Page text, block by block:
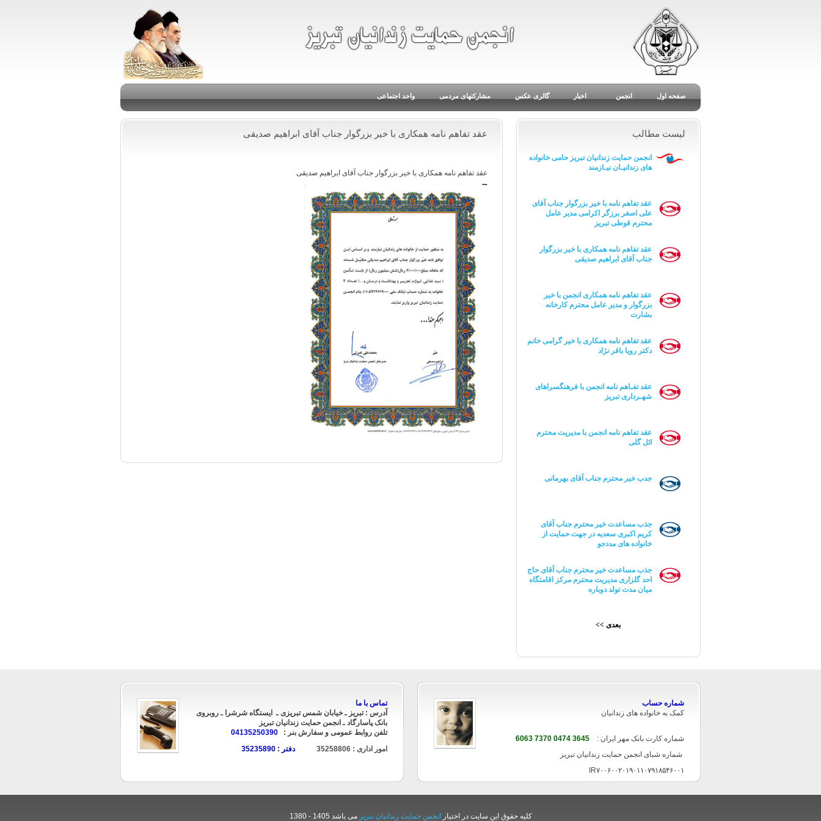
صفحه اول انجمن اخبار گالری عکس مشارکتهای مردمی واحد اجتماعی
لیست مطالب
انجمن حمایت زندانیان تبریز حامی خانواده
های زندانیـان نیـازمند
عقد تفاهم نامه با خیر بزرگوار جناب آقای
علی اصغر برزگر اکرامی مدیر عامل
محترم قوطی تبریز
عقد تفاهم نامه همکاری با خیر بزرگوار
جناب آقای ابراهیم صدیقی
عقد تفاهم نامه همکاری انجمن با خیر
بزرگوار و مدیر عامل محترم کارخانه
بشارت
عقد تفاهم نامه همکاری با خیر گرامی خانم
دکتر رویا باقر نژاد
عقد تفـاهم نامه انجمن با فرهنگسراهای
شهـرداری تبریز
عقد تفاهم نامه انجمن با مدیریت محترم
ائل گلی
جدب خیر محترم جناب آقای بهرمانی
جذب مساعدت خیر محترم جناب آقای
کریم اکبری سعدیه در جهت حمایت از
خانواده های مددجو
جذب مساعدت خیر محترم جناب آقای حاج
احد گلزاری مدیریت محترم مرکز اقامتگاه
میان مدت تولد دوباره
بعدی >>
عقد تفاهم نامه همکاری با خیر بزرگوار جناب آقای ابراهیم صدیقی
عقد تفاهم نامه همکاری با خیر بزرگوار جناب آقای ابراهیم صدیقی
شماره حساب
کمک به خانواده های زندانیان
شماره کارت بانک مهر ایران :
شماره شبای انجمن حمایت زندانیان تبریز
IR۷۰۰۶۰۰۲۰۱۹۰۱۱۰۷۹۱۸۵۴۶۰۰۱
تماس با ما
آدرس : تبریز ـ خیابان شمس تبریزی ـ ایستگاه شرشرا ـ روبروی
بانک پاسارگاد ـ انجمن حمایت زندانیان تبریز
تلفن روابط عمومی و سفارش بنر :
04135250390
امور اداری : 35258806
دفتر : 35235890
کلیه حقوق این سایت در اختیار انجمن حمایت زندانیان تبریز می باشد 1405 - 1380